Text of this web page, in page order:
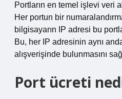
Portların en temel işlevi veri
Her portun bir
bilgisayarın IP adresi bu
Bu, her IP adresinin aynı
alışverişinde bulunmasını
Port ücreti